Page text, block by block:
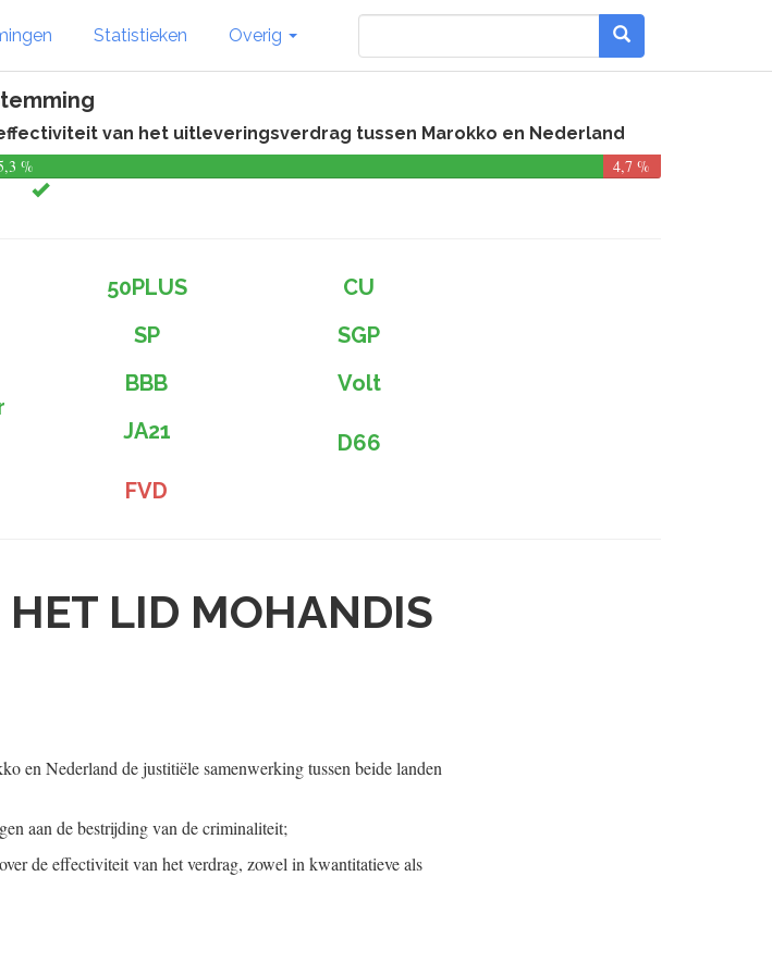
Statistieken Overig
van het uitleveringsverdrag tussen Marokko en Nederland
%
4,7 %
50PLUS
CU
SP
SGP
BBB
Volt
JA21
D66
FVD
LID MOHANDIS
en Nederland de justitiële samenwerking tussen beide landen
aan de bestrijding van de criminaliteit;
de effectiviteit van het verdrag, zowel in kwantitatieve als